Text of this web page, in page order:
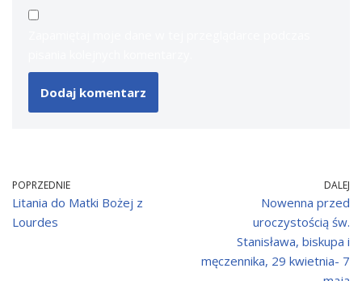
POPRZEDNIE
Litania do Matki Bożej z
Lourdes
DALEJ
Nowenna przed
uroczystością św.
Stanisława, biskupa i
męczennika, 29 kwietnia- 7